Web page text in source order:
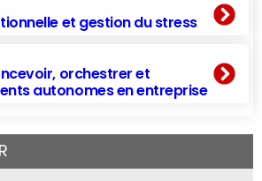
et gestion du stress
orchestrer et
autonomes en entreprise